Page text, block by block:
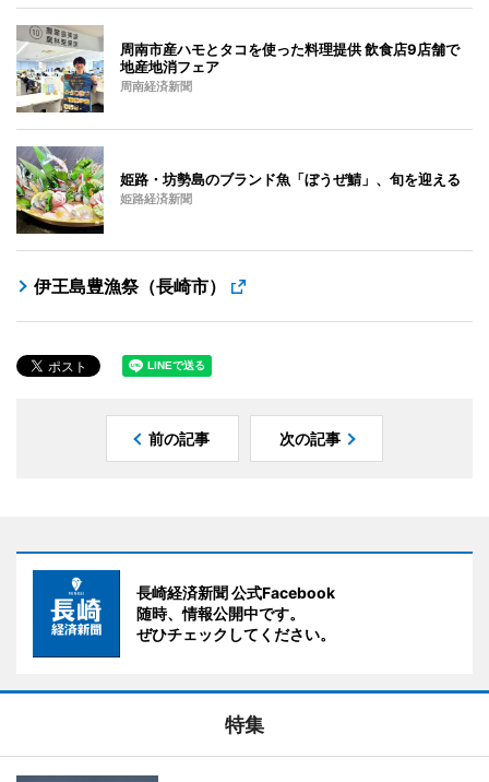
周南市産ハモとタコを使った料理提供 飲食店9店舗で
地産地消フェア
周南経済新聞
姫路・坊勢島のブランド魚「ぼうぜ鯖」、旬を迎える
姫路経済新聞
伊王島豊漁祭（長崎市）
前の記事 次の記事
長崎経済新聞 公式Facebook
随時、情報公開中です。
ぜひチェックしてください。
特集